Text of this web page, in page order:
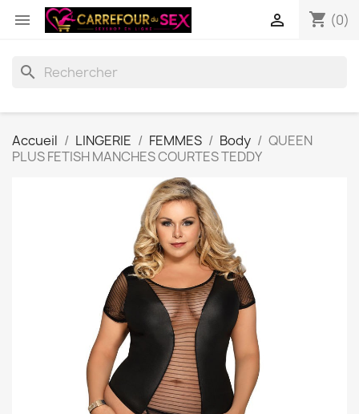
 shopping_cart (0)

search
Accueil LINGERIE FEMMES Body
QUEEN
PLUS FETISH MANCHES COURTES TEDDY